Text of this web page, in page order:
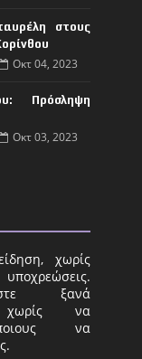
στους
Οκτ 04, 2023
Πρόσληψη
Οκτ 03, 2023
χωρίς
ξανά
χωρίς να
να